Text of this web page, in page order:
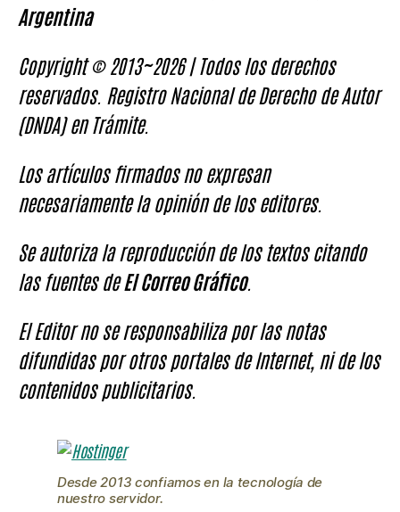
Argentina
Copyright © 2013~2026 | Todos los derechos
reservados. Registro Nacional de Derecho de Autor
(DNDA) en Trámite.
Los artículos firmados no expresan
necesariamente la opinión de los editores.
Se autoriza la reproducción de los textos citando
las fuentes deEl Correo Gráfico.
El Editor no se responsabiliza por las notas
difundidas por otros portales de Internet, ni de los
contenidos publicitarios.
Desde 2013 confiamos en la tecnología de
nuestro servidor.